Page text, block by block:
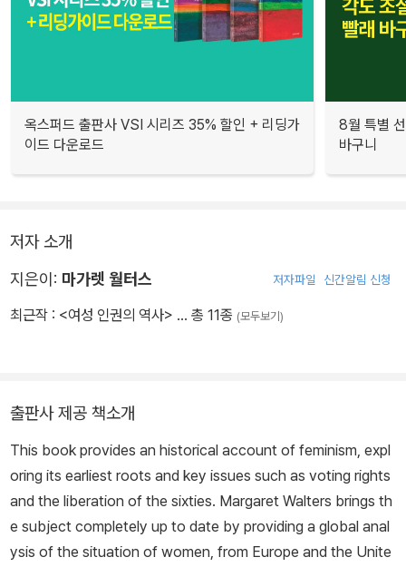
옥스퍼드 출판사 VSI 시리즈 35% 할인 + 리딩가
이드 다운로드
8월 특별
바구니
저자 소개
지은이: 마가렛 월터스 저자파일 신간알림 신청
최근작 : <여성 인권의 역사> … 총 11종 (모두보기)
출판사 제공 책소개
This book provides an historical account of feminism, expl
oring its earliest roots and key issues such as voting rights
and the liberation of the sixties. Margaret Walters brings th
e subject completely up to date by providing a global anal
ysis of the situation of women, from Europe and the Unite